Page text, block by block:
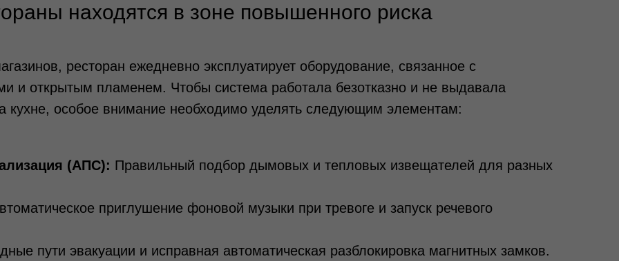
находятся в зоне повышенного риска
ресторан ежедневно эксплуатирует оборудование, связанное с
и открытым пламенем. Чтобы система работала безотказно и не выдавала
кухне, особое внимание необходимо уделять следующим элементам:
(АПС): Правильный подбор дымовых и тепловых извещателей для разных
приглушение фоновой музыки при тревоге и запуск речевого
пути эвакуации и исправная автоматическая разблокировка магнитных замков.